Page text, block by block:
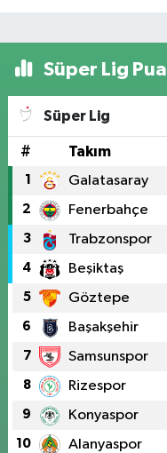
Süper Lig
Süper Lig
# Takım
1 Galatasaray
2 Fenerbahçe
3 Trabzonspor
4 Beşiktaş
5 Göztepe
6 Başakşehir
7 Samsunspor
8 Rizespor
9 Konyaspor
10 Alanyaspor